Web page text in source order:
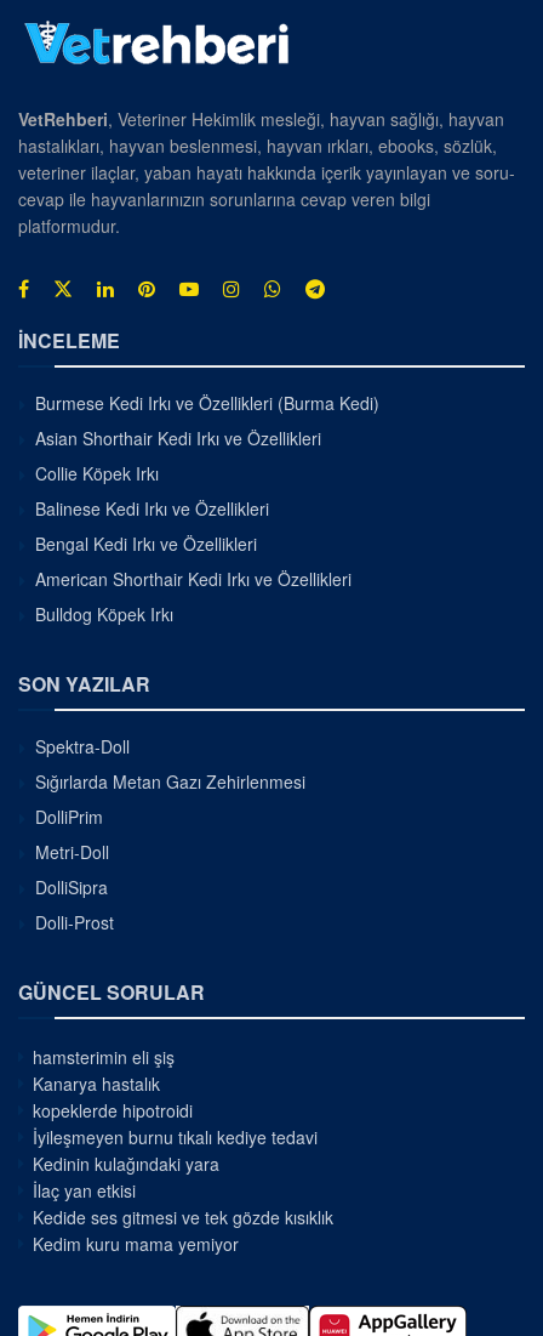
VetRehberi, Veteriner Hekimlik mesleği, hayvan sağlığı, hayvan
hastalıkları, hayvan beslenmesi, hayvan ırkları, ebooks, sözlük,
veteriner ilaçlar, yaban hayatı hakkında içerik yayınlayan ve soru-
cevap ile hayvanlarınızın sorunlarına cevap veren bilgi
platformudur.
İNCELEME
Burmese Kedi Irkı ve Özellikleri (Burma Kedi)
Asian Shorthair Kedi Irkı ve Özellikleri
Collie Köpek Irkı
Balinese Kedi Irkı ve Özellikleri
Bengal Kedi Irkı ve Özellikleri
American Shorthair Kedi Irkı ve Özellikleri
Bulldog Köpek Irkı
SON YAZILAR
Spektra-Doll
Sığırlarda Metan Gazı Zehirlenmesi
DolliPrim
Metri-Doll
DolliSipra
Dolli-Prost
GÜNCEL SORULAR
hamsterimin eli şiş
Kanarya hastalık
kopeklerde hipotroidi
İyileşmeyen burnu tıkalı kediye tedavi
Kedinin kulağındaki yara
İlaç yan etkisi
Kedide ses gitmesi ve tek gözde kısıklık
Kedim kuru mama yemiyor